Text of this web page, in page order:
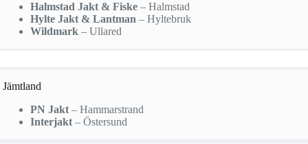
Halmstad Jakt & Fiske – Halmstad
Hylte Jakt & Lantman – Hyltebruk
Wildmark – Ullared
Jämtland
PN Jakt – Hammarstrand
Interjakt – Östersund